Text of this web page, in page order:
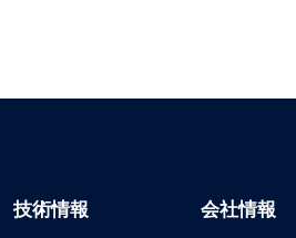
技術情報 会社情報